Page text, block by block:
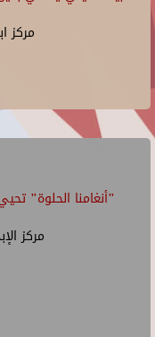
مركز
"أنغامنا الحلوة"
مركز